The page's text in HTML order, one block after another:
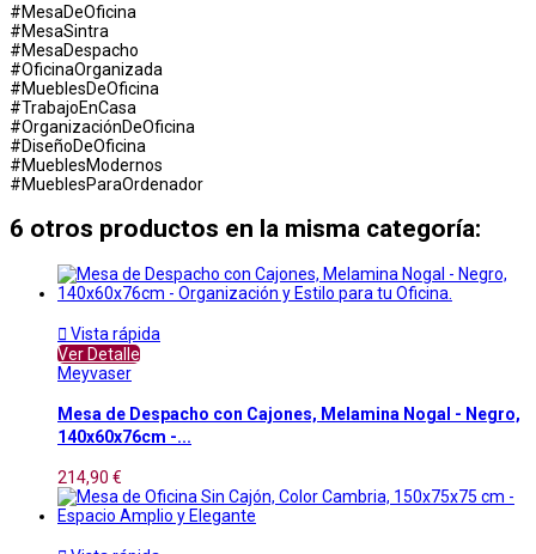
#MesaDeOficina
#MesaSintra
#MesaDespacho
#OficinaOrganizada
#MueblesDeOficina
#TrabajoEnCasa
#OrganizaciónDeOficina
#DiseñoDeOficina
#MueblesModernos
#MueblesParaOrdenador
6 otros productos en la misma categoría:
 Vista rápida
Ver Detalle
Meyvaser
Mesa de Despacho con Cajones, Melamina Nogal - Negro,
140x60x76cm -...
214,90 €